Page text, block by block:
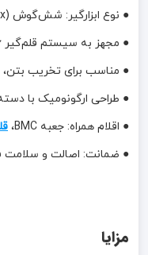
● نوع ابزارگیر: شش‌گوش (Hex)
● مجهز به سیستم قلم‌گیر 6 گوش ته گرد
● مناسب برای تخریب
● طراحی ارگونومیک با
● اقلام همراه: جعبه BMC،
● ضمانت: اصالت و سلامت
مزایا